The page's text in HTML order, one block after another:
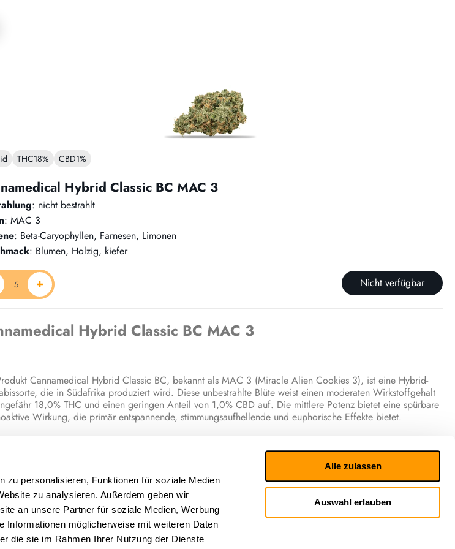
zu personalisieren, Funktionen für soziale Medien
zu analysieren. Außerdem geben wir
an unsere Partner für soziale Medien, Werbung
Informationen möglicherweise mit weiteren Daten
die sie im Rahmen Ihrer Nutzung der Dienste
Alle zulassen
Auswahl erlauben
THC18% CBD1%
Hybrid Classic BC MAC 3
: nicht bestrahlt
: MAC 3
: Beta-Caryophyllen, Farnesen, Limonen
: Blumen, Holzig, kiefer
Nicht verfügbar
Hybrid Classic BC MAC 3
Cannamedical Hybrid Classic BC, bekannt als MAC 3 (Miracle Alien Cookies 3), ist eine Hybrid-
die in Südafrika produziert wird. Diese unbestrahlte Blüte weist einen moderaten Wirkstoffgehalt
18,0% THC und einen geringen Anteil von 1,0% CBD auf. Die mittlere Potenz bietet eine spürbare
Wirkung, die primär entspannende, stimmungsaufhellende und euphorische Effekte bietet.
die MAC 3 angewendet haben, berichten von einer tiefen Entspannung, kombiniert mit einer
Stimmung. Die Blüte soll ein glückliches und euphorisches Gefühl hervorrufen und eine wohltuende
(relaxed) herbeiführen. Das sensorische Erlebnis wird als ein angenehmes Bouquet beschrieben, mit
von Blumen, Holzigkeit, Kiefer, Erdigkeit und Zitrus.
und potentielle medizinische Wirkung